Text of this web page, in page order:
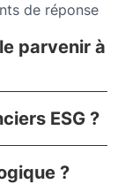
de réponse
parvenir à
ESG ?
?